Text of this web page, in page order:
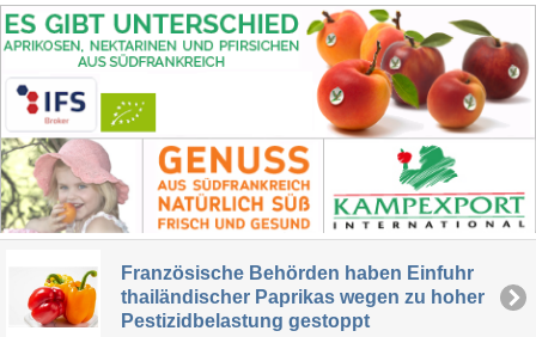
Französische Behörden haben Einfuhr
thailändischer Paprikas wegen zu hoher
Pestizidbelastung gestoppt